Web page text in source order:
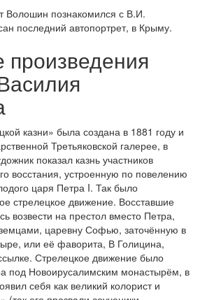
Волошин познакомился с В.И.
последний автопортрет, в Крыму.
произведения
казни» была создана в 1881 году и
Третьяковской галерее, в
показал казнь участников
восстания, устроенную по повелению
царя Петра I. Так было
стрелецкое движение. Восставшие
возвести на престол вместо Петра,
царевну Софью, заточённую в
или её фаворита, В Голицина,
Стрелецкое движение было
под Новоирусалимским монастырём, в
себя как великий колорист и